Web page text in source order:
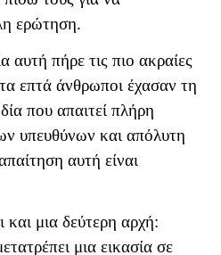
ερώτηση.
αυτή πήρε τις πιο ακραίες
επτά άνθρωποι έχασαν τη
που απαιτεί πλήρη
υπευθύνων και απόλυτη
αυτή είναι
και μια δεύτερη αρχή:
μια εικασία σε